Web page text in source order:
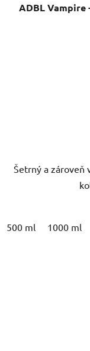
ADBL Vampire
Šetrný a zároveň
500 ml 1000 ml